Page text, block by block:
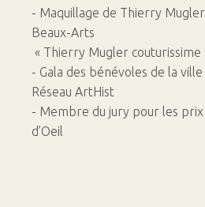
- Maquillage de Thierry
Beaux-Arts
« Thierry Mugler couturissime
- Gala des bénévoles de la
Réseau ArtHist
- Membre du jury pour les prix
d’Oeil